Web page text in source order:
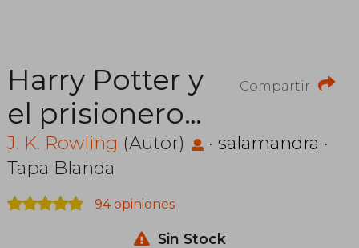
Compartir
Harry Potter y
el prisionero
de Azkaban
(Harry Potter
3)
J. K. Rowling (Autor) · salamandra ·
Tapa Blanda
94 opiniones
Sin Stock